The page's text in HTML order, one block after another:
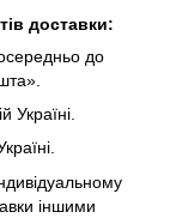
доставки:
до
Україні.
іншими